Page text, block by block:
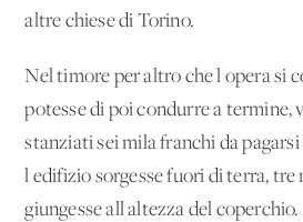
altre chiese di Torino.
Nel timore per altro che l'opera si
potesse di poi condurre a termine,
stanziati sei mila franchi da
l'edifizio sorgesse fuori di terra, tre
giungesse all'altezza del coperchio.